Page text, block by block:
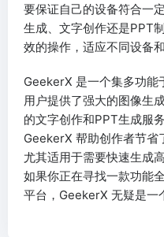
要保证自己的设备符合一
生成、文字创作还是PPT
效的操作，适应不同设备和
GeekerX 是一个集多功能
用户提供了强大的图像生
的文字创作和PPT生成服
GeekerX 帮助创作者节省
尤其适用于需要快速生成
如果你正在寻找一款功能
平台，GeekerX 无疑是一